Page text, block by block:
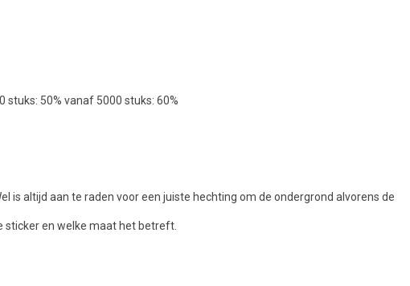
stuks: 50% vanaf 5000 stuks: 60%
is altijd aan te raden voor een juiste hechting om de ondergrond alvorens de
sticker en welke maat het betreft.